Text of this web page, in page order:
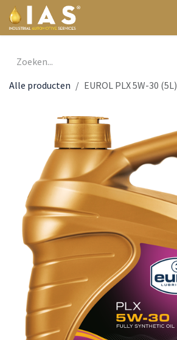
Overslaan naar inhoud
Alle producten EUROL PLX 5W-30 (5L)